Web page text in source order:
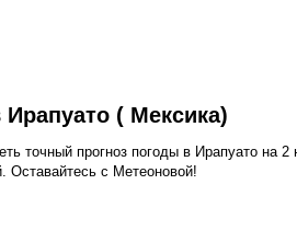
( Мексика)
точный прогноз погоды в Ирапуато на
Оставайтесь с Метеоновой!